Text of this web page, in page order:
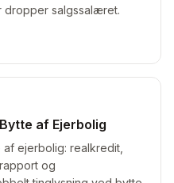
salgssalæret.
af Ejerbolig
ejerbolig: realkredit,
og